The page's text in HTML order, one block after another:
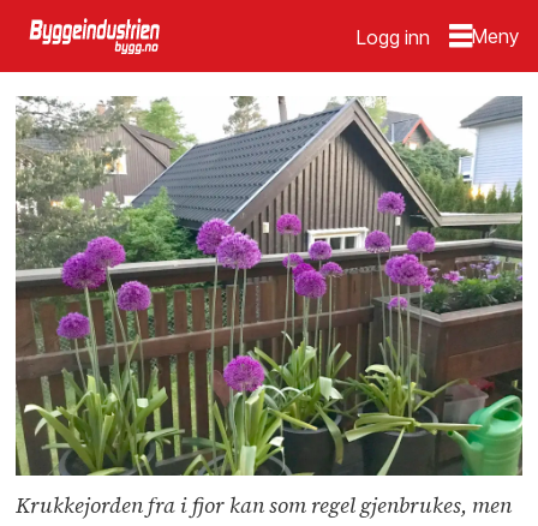
Logg inn
Krukkejorden fra i fjor kan som regel gjenbrukes, men